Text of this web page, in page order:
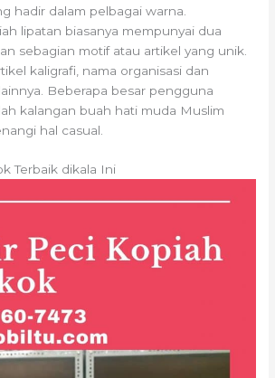
hadir dalam pelbagai warna.
lipatan biasanya mempunyai dua
sebagian motif atau artikel yang unik.
kaligrafi, nama organisasi dan
Beberapa besar pengguna
kalangan buah hati muda Muslim
hal casual.
Terbaik dikala Ini